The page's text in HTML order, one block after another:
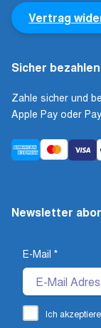
Vertrag
Sicher bezahlen
Zahle sicher und
Apple Pay oder
Newsletter
E-Mail *
Ich